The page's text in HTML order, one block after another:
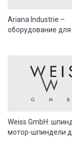
Ariana Industrie –
оборудование
Weiss GmbH:
мотор-шпиндели